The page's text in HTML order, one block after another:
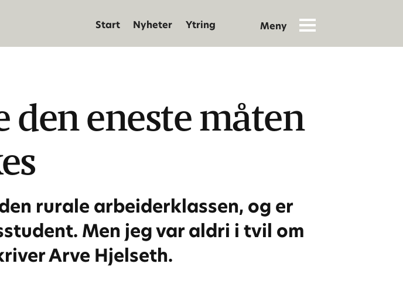
Start Nyheter Ytring
eneste måten
rurale arbeiderklassen, og er
Men jeg var aldri i tvil om
Arve Hjelseth.